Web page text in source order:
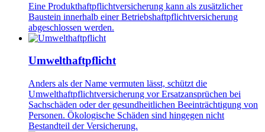
Eine Produkthaftpflichtversicherung kann als zusätzlicher
Baustein innerhalb einer Betriebshaftpflichtversicherung
abgeschlossen werden.
Umwelthaftpflicht
Anders als der Name vermuten lässt, schützt die
Umwelthaftpflichtversicherung vor Ersatzansprüchen bei
Sachschäden oder der gesundheitlichen Beeinträchtigung von
Personen. Ökologische Schäden sind hingegen nicht
Bestandteil der Versicherung.